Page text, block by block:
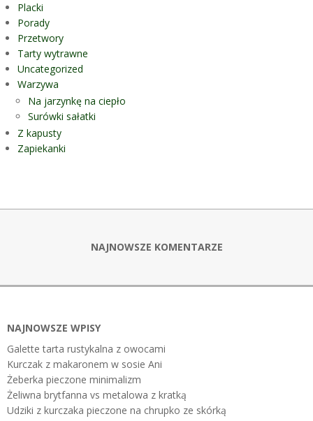
Placki
Porady
Przetwory
Tarty wytrawne
Uncategorized
Warzywa
Na jarzynkę na ciepło
Surówki sałatki
Z kapusty
Zapiekanki
NAJNOWSZE KOMENTARZE
NAJNOWSZE WPISY
Galette tarta rustykalna z owocami
Kurczak z makaronem w sosie Ani
Żeberka pieczone minimalizm
Żeliwna brytfanna vs metalowa z kratką
Udziki z kurczaka pieczone na chrupko ze skórką